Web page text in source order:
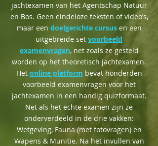
jachtexamen van het Agentschap Natuur
en Bos. Geen eindeloze teksten of video’s,
maar een doelgerichte cursusen een
uitgebreide set voorbeeld
examenvragen, net zoals ze gesteld
worden op het theoretisch jachtexamen.
Het online platform bevat honderden
voorbeeld examenvragen voor het
jachtexamen in een handig quizformaat.
Net als het echte examen zijn ze
onderverdeeld in de drie vakken:
Wetgeving, Fauna (met fotovragen) en
Wapens & Munitie. Na het invullen van